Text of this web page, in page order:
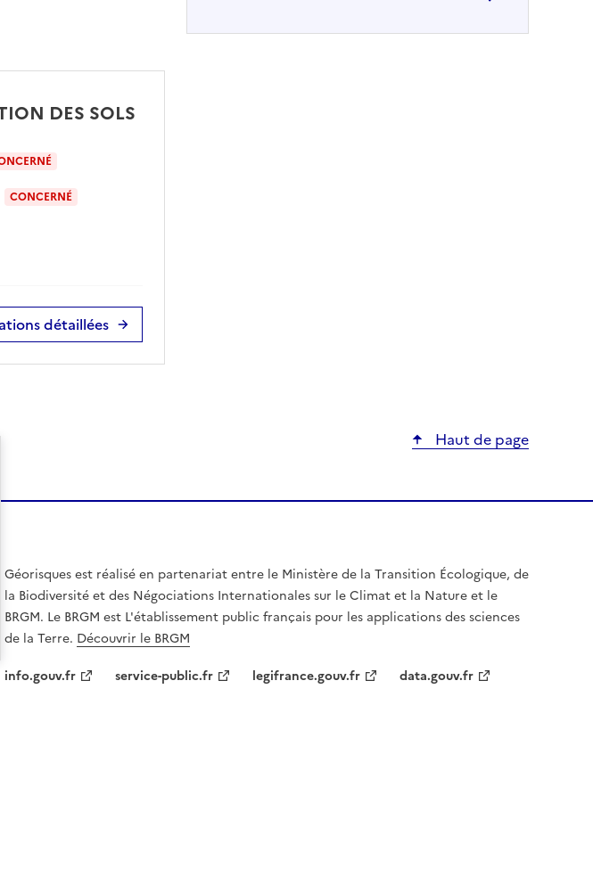
DES SOLS
CONCERNÉ
détaillées
Haut de page
Géorisques est réalisé en partenariat entre le Ministère de la Transition Écologique, de
la Biodiversité et des Négociations Internationales sur le Climat et la Nature et le
BRGM. Le BRGM est L'établissement public français pour les applications des sciences
de la Terre. Découvrir le BRGM
info.gouv.fr
service-public.fr legifrance.gouv.fr data.gouv.fr